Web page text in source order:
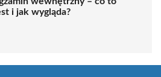
i jak wygląda?